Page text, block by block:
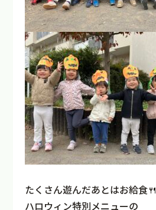
たくさん遊んだあとはお給食🍴
ハロウィン特別メニューの